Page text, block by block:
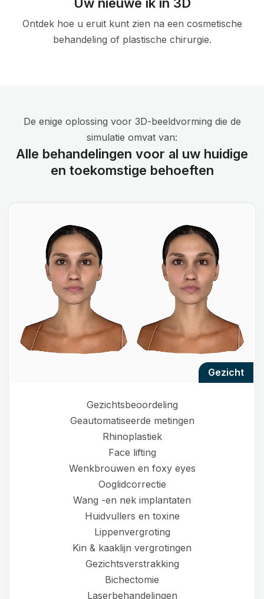
Ontdek hoe u eruit kunt zien na een cosmetische
behandeling of plastische chirurgie.
De enige oplossing voor 3D-beeldvorming die de
simulatie omvat van:
Alle behandelingen voor al uw huidige
en toekomstige behoeften
gezicht
Gezichtsbeoordeling
Geautomatiseerde metingen
Rhinoplastiek
Face lifting
Wenkbrouwen en foxy eyes
Ooglidcorrectie
Wang -en nek implantaten
Huidvullers en toxine
Lippenvergroting
Kin & kaaklijn vergrotingen
Gezichtsverstrakking
Bichectomie
Laserbehandelingen